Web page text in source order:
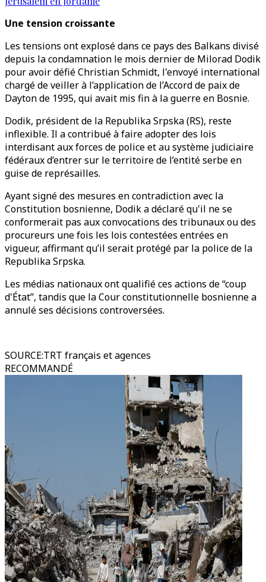
Une tension croissante
Les tensions ont explosé dans ce pays des Balkans divisé
depuis la condamnation le mois dernier de Milorad Dodik
pour avoir défié Christian Schmidt, l'envoyé international
chargé de veiller à l’application de l’Accord de paix de
Dayton de 1995, qui avait mis fin à la guerre en Bosnie.
Dodik, président de la Republika Srpska (RS), reste
inflexible. Il a contribué à faire adopter des lois
interdisant aux forces de police et au système judiciaire
fédéraux d’entrer sur le territoire de l’entité serbe en
guise de représailles.
Ayant signé des mesures en contradiction avec la
Constitution bosnienne, Dodik a déclaré qu'il ne se
conformerait pas aux convocations des tribunaux ou des
procureurs une fois les lois contestées entrées en
vigueur, affirmant qu’il serait protégé par la police de la
Republika Srpska.
Les médias nationaux ont qualifié ces actions de “coup
d'État”, tandis que la Cour constitutionnelle bosnienne a
annulé ses décisions controversées.
SOURCE:TRT français et agences
RECOMMANDÉ